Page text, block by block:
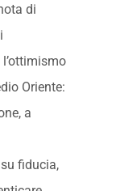
di
Oriente:
a
fiducia,